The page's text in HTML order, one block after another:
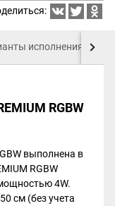
исполнения
RGBW
выполнена в
RGBW
4W.
см (без учета